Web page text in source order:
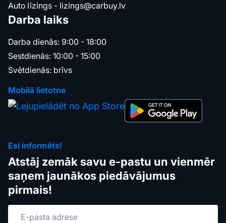
Auto līzings - lizings@carbuy.lv
Darba laiks
Darba dienās: 9:00 - 18:00
Sestdienās: 10:00 - 15:00
Svētdienās: brīvs
Mobilā lietotne
Esi informēts!
Atstāj zemāk savu e-pastu un vienmēr
saņem jaunākos piedāvājumus
pirmais!